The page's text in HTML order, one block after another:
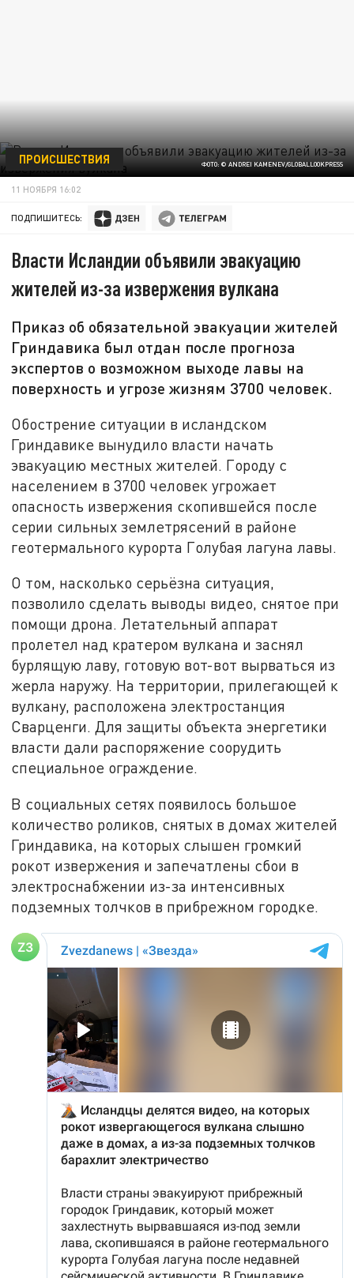
ФОТО: © ANDREI KAMENEV/GLOBALLOOKPRESS
ПРОИСШЕСТВИЯ
11 НОЯБРЯ 16:02
ПОДПИШИТЕСЬ:
Власти Исландии объявили эвакуацию
жителей из-за извержения вулкана
Приказ об обязательной эвакуации жителей
Гриндавика был отдан после прогноза
экспертов о возможном выходе лавы на
поверхность и угрозе жизням 3700 человек.
Обострение ситуации в исландском
Гриндавике вынудило власти начать
эвакуацию местных жителей. Городу с
населением в 3700 человек угрожает
опасность извержения скопившейся после
серии сильных землетрясений в районе
геотермального курорта Голубая лагуна лавы.
О том, насколько серьёзна ситуация,
позволило сделать выводы видео, снятое при
помощи дрона. Летательный аппарат
пролетел над кратером вулкана и заснял
бурлящую лаву, готовую вот-вот вырваться из
жерла наружу. На территории, прилегающей к
вулкану, расположена электростанция
Сварценги. Для защиты объекта энергетики
власти дали распоряжение соорудить
специальное ограждение.
В социальных сетях появилось большое
количество роликов, снятых в домах жителей
Гриндавика, на которых слышен громкий
рокот извержения и запечатлены сбои в
электроснабжении из-за интенсивных
подземных толчков в прибрежном городке.